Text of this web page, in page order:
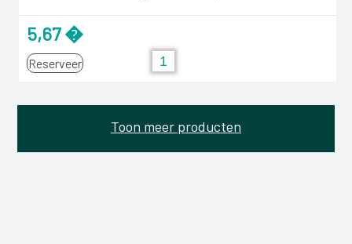
5,67 �
Reserveer
Toon meer producten